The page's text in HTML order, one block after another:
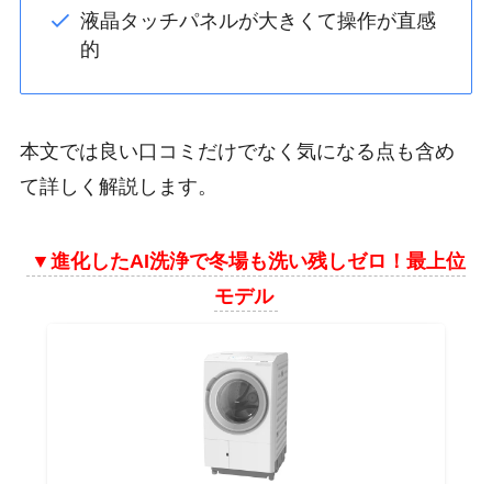
液晶タッチパネルが大きくて操作が直感
的
本文では良い口コミだけでなく気になる点も含め
て詳しく解説します。
▼ 進化したAI洗浄で冬場も洗い残しゼロ！最上位
モデル